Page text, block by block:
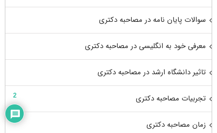
سوالات پایان نامه در مصاحبه دکتری
معرفی خود به انگلیسی در مصاحبه دکتری
تاثیر دانشگاه ارشد در مصاحبه دکتری
تجربیات مصاحبه دکتری
زمان مصاحبه دکتری
2